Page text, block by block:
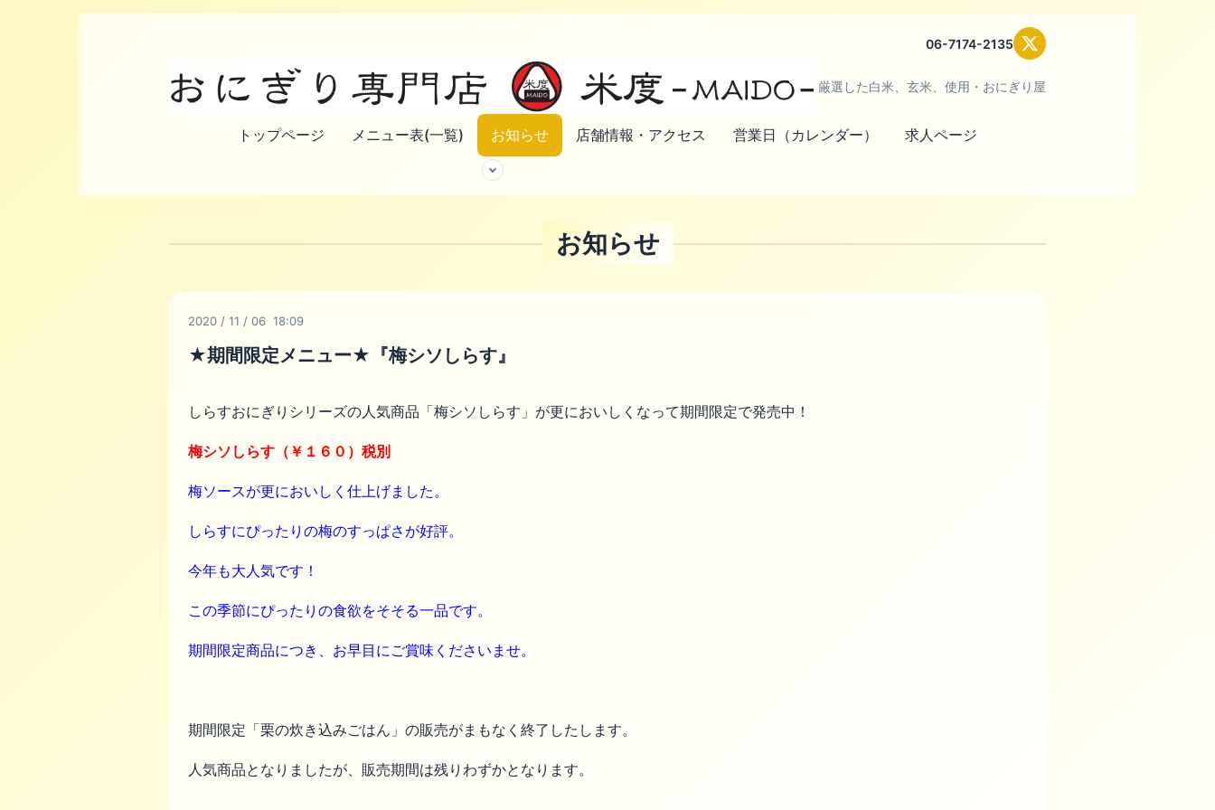
06-7174-2135
厳選した白米、玄米、使用・おにぎり屋
トップページ メニュー表(一覧) お知らせ 店舗情報・アクセス 営業日（カレンダー） 求人ページ
お知らせ
2020 / 11 / 06 18:09
★期間限定メニュー★『梅シソしらす』
しらすおにぎりシリーズの人気商品「梅シソしらす」が更においしくなって期間限定で発売中！
梅シソしらす（￥１６０）税別
梅ソースが更においしく仕上げました。
しらすにぴったりの梅のすっぱさが好評。
今年も大人気です！
この季節にぴったりの食欲をそそる一品です。
期間限定商品につき、お早目にご賞味くださいませ。
期間限定「栗の炊き込みごはん」の販売がまもなく終了したします。
人気商品となりましたが、販売期間は残りわずかとなります。